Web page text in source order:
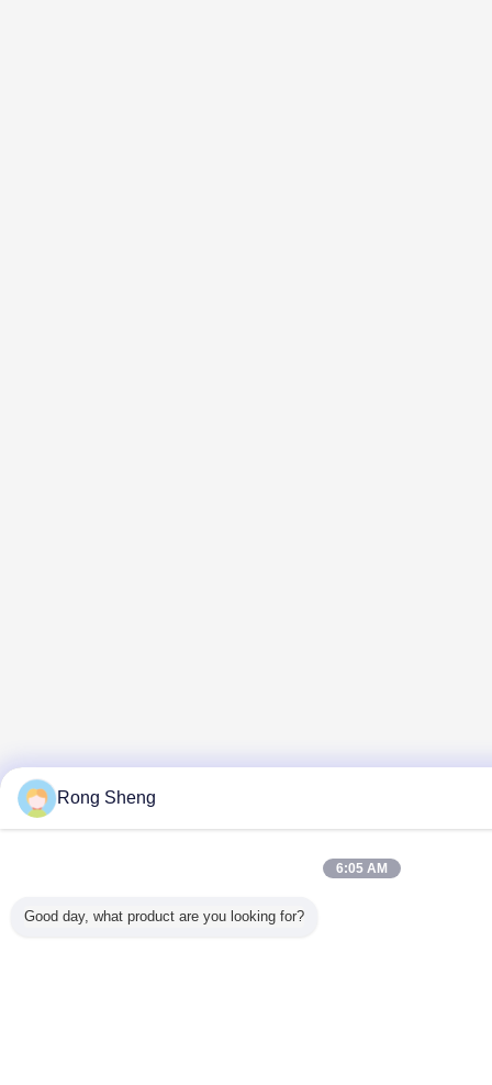
Rong Sheng
6:05 AM
Good day, what product are you looking for?